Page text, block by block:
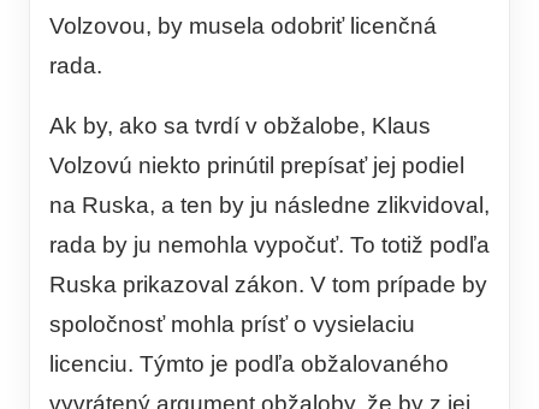
Volzovou, by musela odobriť licenčná
rada.
Ak by, ako sa tvrdí v obžalobe, Klaus
Volzovú niekto prinútil prepísať jej podiel
na Ruska, a ten by ju následne zlikvidoval,
rada by ju nemohla vypočuť. To totiž podľa
Ruska prikazoval zákon. V tom prípade by
spoločnosť mohla prísť o vysielaciu
licenciu. Týmto je podľa obžalovaného
vyvrátený argument obžaloby, že by z jej